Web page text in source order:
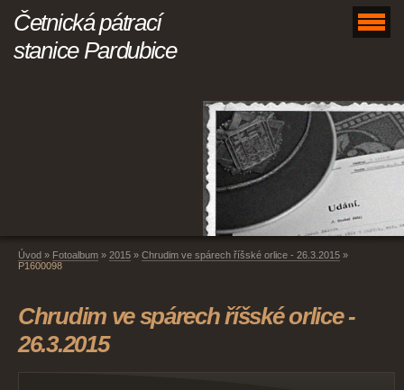
Četnická pátrací
stanice Pardubice
Úvod » Fotoalbum » 2015 » Chrudim ve spárech říšské orlice - 26.3.2015 »
P1600098
Chrudim ve spárech říšské orlice -
26.3.2015